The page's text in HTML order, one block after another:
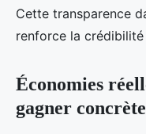
Cette transparence
renforce la
Économies
gagner